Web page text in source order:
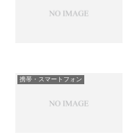
携帯・スマートフォン